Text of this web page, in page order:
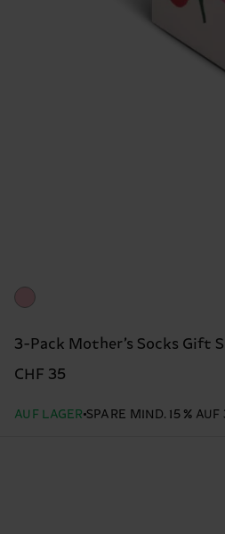
3-Pack Mother’s Socks Gift
CHF 35
AUF LAGER SPARE MIND. 15 %